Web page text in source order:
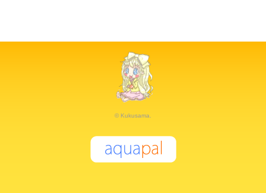
© Kukusama.